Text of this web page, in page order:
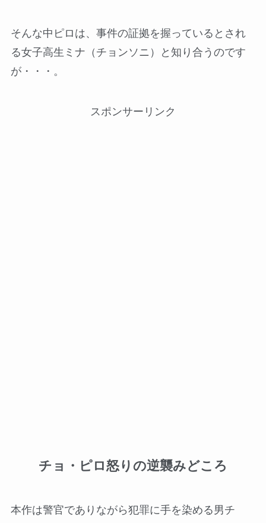
そんな中ピロは、事件の証拠を握っているとされ
る女子高生ミナ（チョンソニ）と知り合うのです
が・・・。
スポンサーリンク
チョ・ピロ怒りの逆襲みどころ
本作は警官でありながら犯罪に手を染める男チ